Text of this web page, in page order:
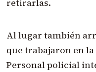
retirarlas.
Al lugar también
que trabajaron en
Personal policial